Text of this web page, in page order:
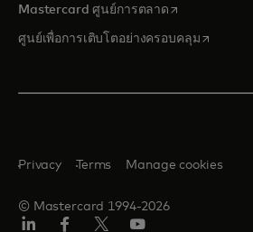
Mastercard ศูนย์การตลาด opens in a
ศูนย์เพื่อการเติบโตอย่างครอบคลุมopens in
© Mastercard 1994-2026
Privacy Terms Manage cookies